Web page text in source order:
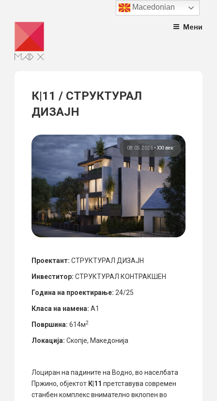
content
Мени
К|11 / СТРУКТУРАЛ
ДИЗАЈН
08.05.2026• XXI век
Проектант: СТРУКТУРАЛ ДИЗАЈН
Инвеститор: СТРУКТУРАЛ КОНТРАКШЕН
Година на проектирање: 24/25
Класа на намена: А1
Површина: 614м2
Локација: Скопје, Македонија
Лоциран на падините на Водно, во населбата
Пржино, објектот К 11 претставува современ
станбен комплекс внимателно вклопен во
Macedonian